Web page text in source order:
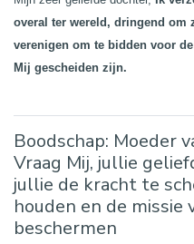
overal ter wereld, dringend om
verenigen om te bidden voor
Mij gescheiden zijn.
Boodschap: Moeder
Vraag Mij, jullie
jullie de kracht te
houden en de missie
beschermen